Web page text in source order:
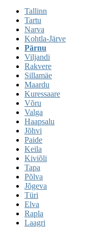
Tallinn
Tartu
Narva
Kohtla-Järve
Pärnu
Viljandi
Rakvere
Sillamäe
Maardu
Kuressaare
Võru
Valga
Haapsalu
Jõhvi
Paide
Keila
Kiviõli
Tapa
Põlva
Jõgeva
Türi
Elva
Rapla
Laagri